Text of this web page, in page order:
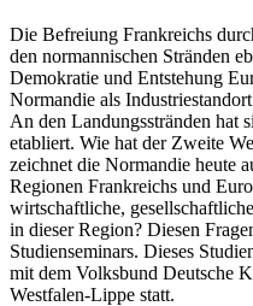
Die Befreiung Frankreichs
den normannischen Stränden
Demokratie und Entstehung
Normandie als
An den Landungsstränden hat
etabliert. Wie hat der Zweite
zeichnet die Normandie heute
Regionen Frankreichs und
wirtschaftliche,
in dieser Region? Diesen
Studienseminars. Dieses
mit dem Volksbund Deutsche
Westfalen-Lippe statt.